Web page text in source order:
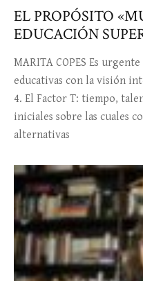
EL PROPÓSITO
EDUCACIÓN
MARITA COPES Es
educativas con la visión
4. El Factor T: tiempo,
iniciales sobre las cuales
alternativas